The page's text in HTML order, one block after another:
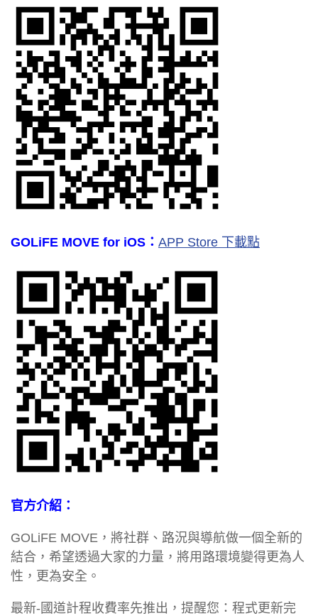
GOLiFE MOVE for iOS： APP Store 下載點
官方介紹：
GOLiFE MOVE，將社群、路況與導航做一個全新的
結合，希望透過大家的力量，將用路環境變得更為人
性，更為安全。
最新-國道計程收費率先推出，提醒您：程式更新完